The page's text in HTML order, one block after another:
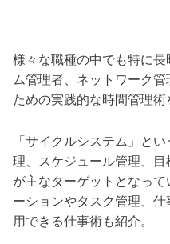
様々な職種の中でも特に
ム管理者、ネットワーク
ための実践的な時間管理術
「サイクルシステム」と
理、スケジュール管理、
が主なターゲットとなっ
ーションやタスク管理、
用できる仕事術も紹介。